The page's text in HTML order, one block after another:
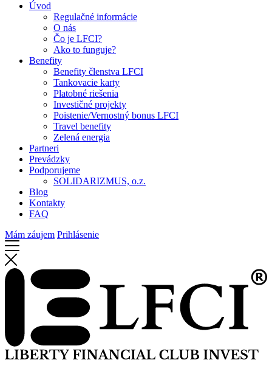
Úvod
Regulačné informácie
O nás
Čo je LFCI?
Ako to funguje?
Benefity
Benefity členstva LFCI
Tankovacie karty
Platobné riešenia
Investičné projekty
Poistenie/Vernostný bonus LFCI
Travel benefity
Zelená energia
Partneri
Prevádzky
Podporujeme
SOLIDARIZMUS, o.z.
Blog
Kontakty
FAQ
Mám záujem Prihlásenie